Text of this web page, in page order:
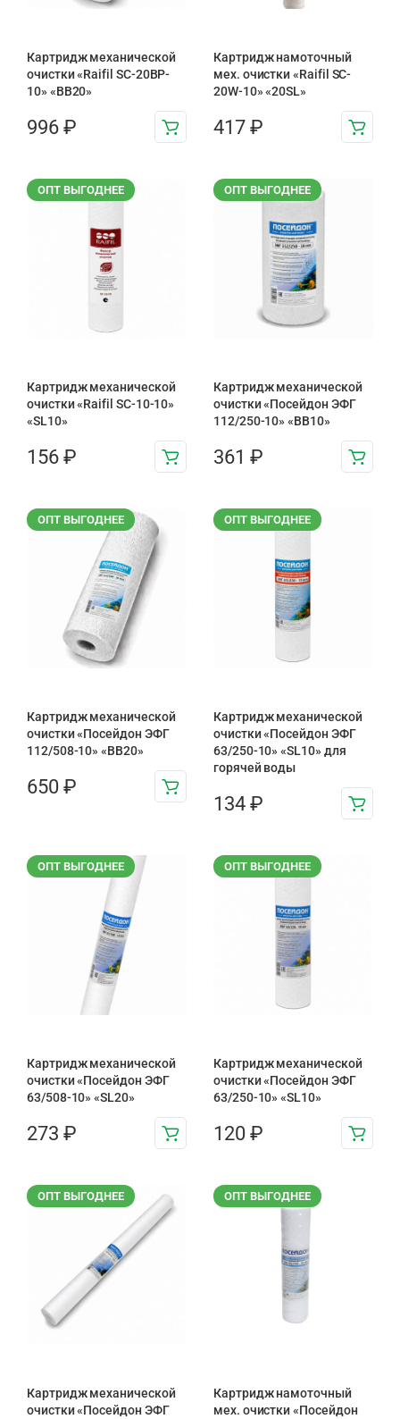
Картридж механической
очистки «Raifil SC-20BP-
10» «BB20»
996 ₽
Картридж намоточный
мех. очистки «Raifil SC-
20W-10» «20SL»
417 ₽
ОПТ ВЫГОДНЕЕ
Картридж механической
очистки «Raifil SC-10-10»
«SL10»
156 ₽
ОПТ ВЫГОДНЕЕ
Картридж механической
очистки «Посейдон ЭФГ
112/250-10» «ВВ10»
361 ₽
ОПТ ВЫГОДНЕЕ
Картридж механической
очистки «Посейдон ЭФГ
112/508-10» «ВВ20»
650 ₽
ОПТ ВЫГОДНЕЕ
Картридж механической
очистки «Посейдон ЭФГ
63/250-10» «SL10» для
горячей воды
134 ₽
ОПТ ВЫГОДНЕЕ
Картридж механической
очистки «Посейдон ЭФГ
63/508-10» «SL20»
273 ₽
ОПТ ВЫГОДНЕЕ
Картридж механической
очистки «Посейдон ЭФГ
63/250-10» «SL10»
120 ₽
ОПТ ВЫГОДНЕЕ
Картридж механической
очистки «Посейдон ЭФГ
ОПТ ВЫГОДНЕЕ
Картридж намоточный
мех. очистки «Посейдон